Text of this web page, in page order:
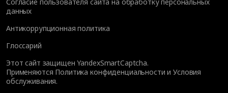
данных
Антикоррупционная политика
Глоссарий
Этот сайт защищен YandexSmartCaptcha.
Применяются Политика конфиденциальности иУсловия
обслуживания.